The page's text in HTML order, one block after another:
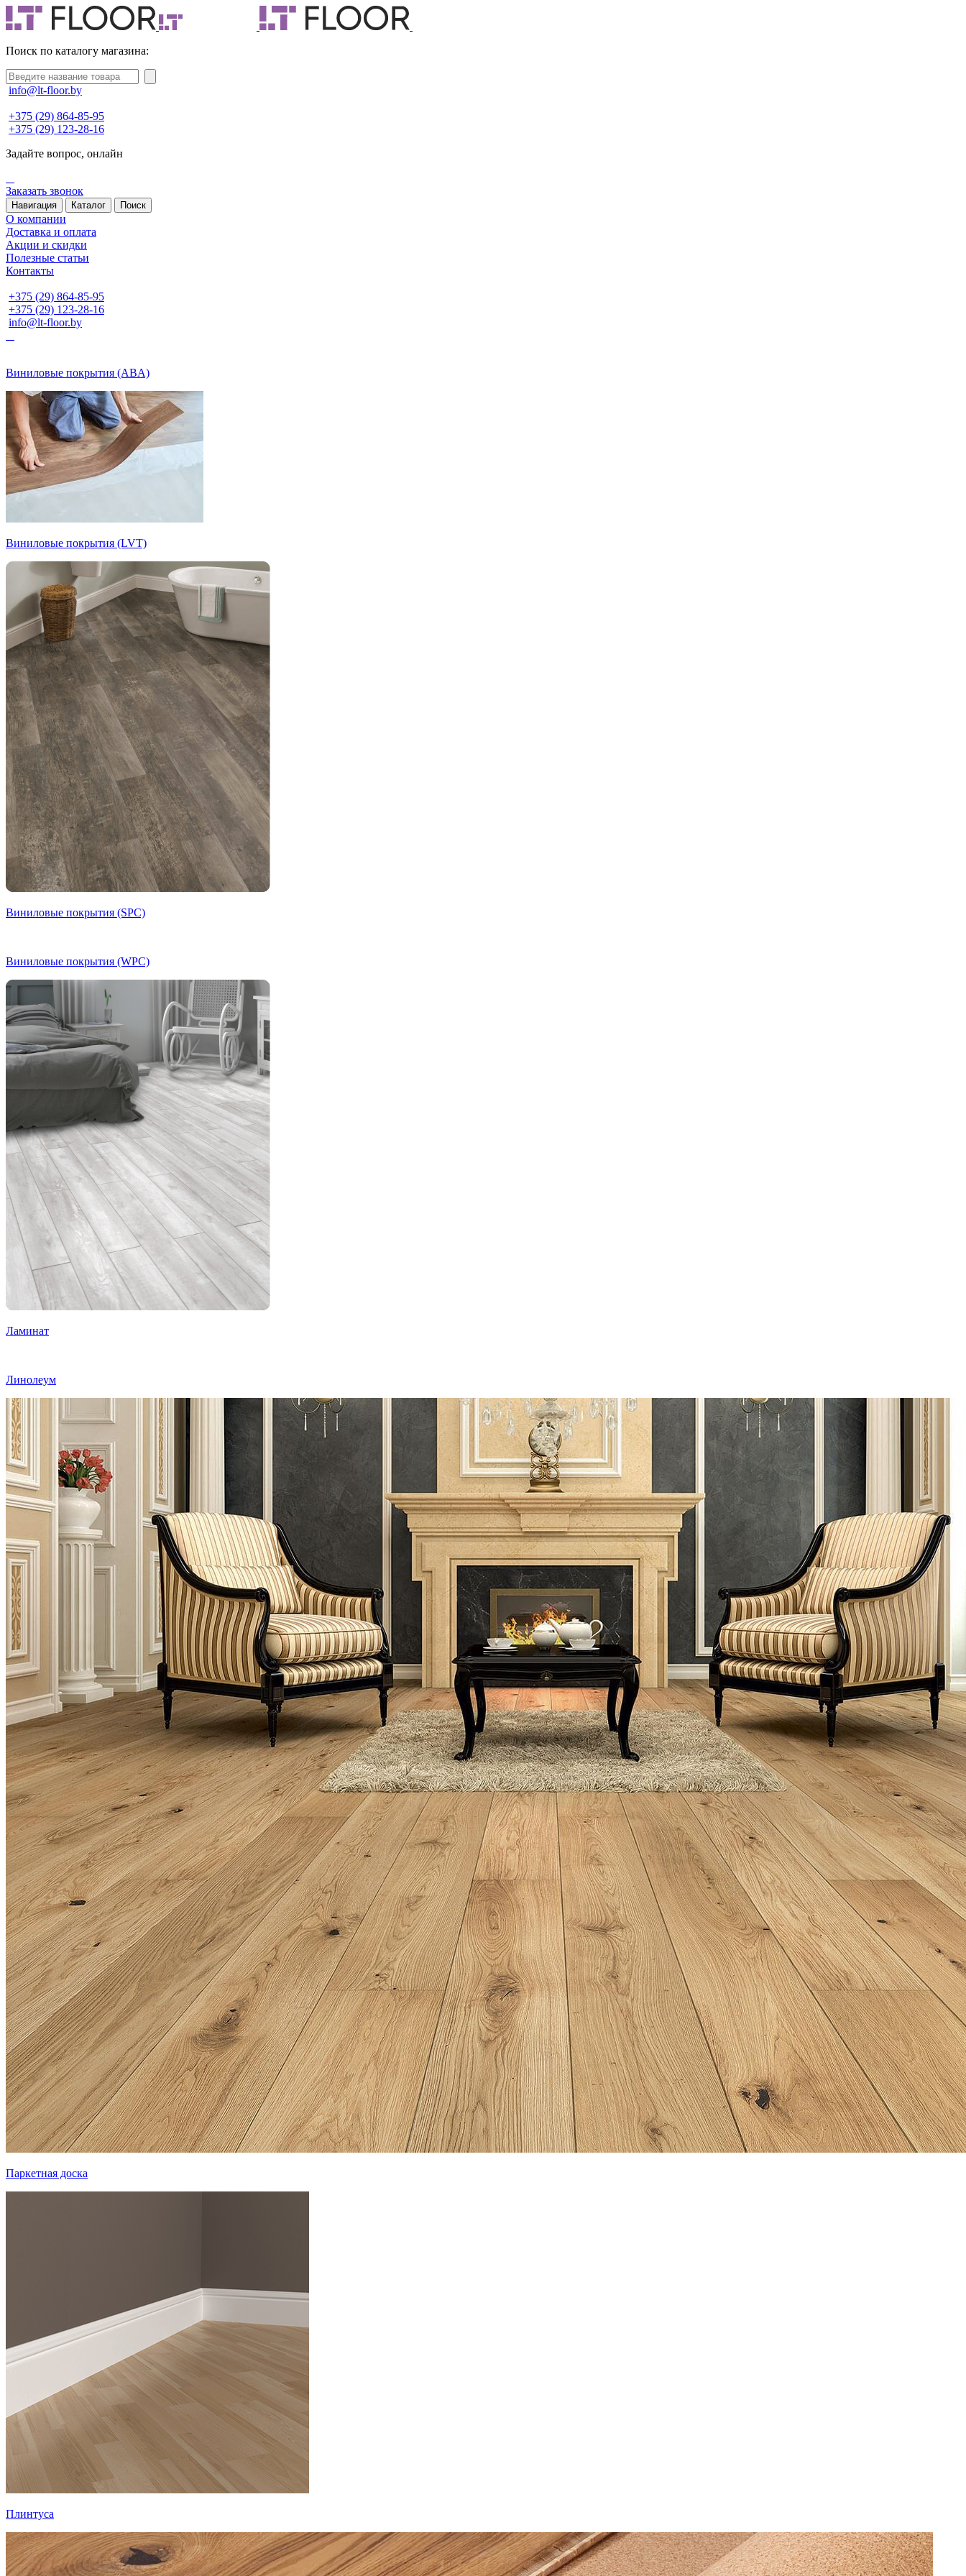
Поиск по каталогу магазина:
info@lt-floor.by
+375 (29) 864-85-95
+375 (29) 123-28-16
Задайте вопрос, онлайн
Заказать звонок
Навигация Каталог Поиск
О компании
Доставка и оплата
Акции и скидки
Полезные статьи
Контакты
+375 (29) 864-85-95
+375 (29) 123-28-16
info@lt-floor.by
Виниловые покрытия (ABA)
Виниловые покрытия (LVT)
Виниловые покрытия (SPC)
Виниловые покрытия (WPC)
Ламинат
Линолеум
Паркетная доска
Плинтуса